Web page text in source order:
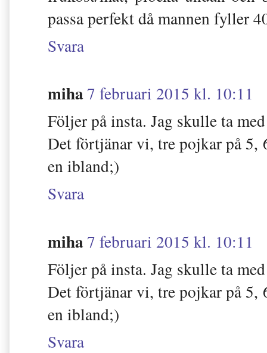
passa perfekt då mannen fyller
Svara
miha7 februari 2015 kl. 10:11
Följer på insta. Jag skulle ta
Det förtjänar vi, tre pojkar på 5,
en ibland;)
Svara
miha7 februari 2015 kl. 10:11
Följer på insta. Jag skulle ta
Det förtjänar vi, tre pojkar på 5,
en ibland;)
Svara